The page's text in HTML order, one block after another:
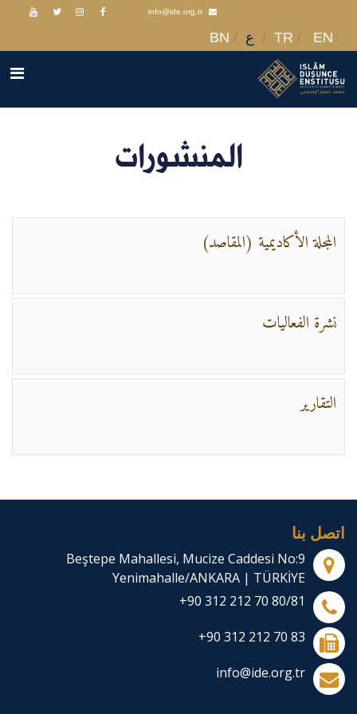
info@ide.org.tr
EN
TR ع BN
المنشورات
المجلة الأكاديمية (المقاصد)
نشرة الفعاليات
التقارير
اتصل بنا
Beştepe Mahallesi, Mucize Caddesi No:9
Yenimahalle/ANKARA | TÜRKİYE
+90 312 212 70 80/81
+90 312 212 70 83
info@ide.org.tr